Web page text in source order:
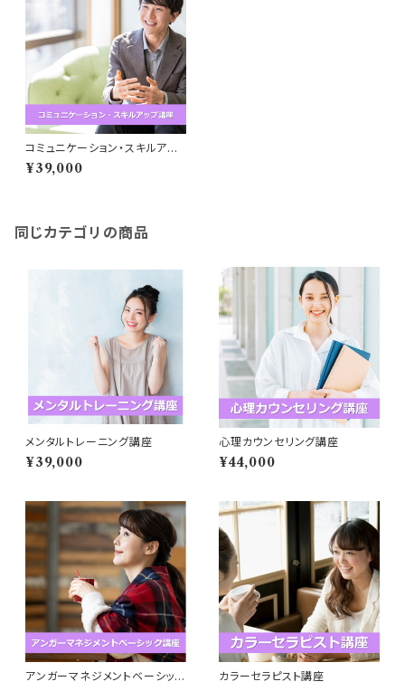
コミュニケーション・スキルアッ
プ講座
¥39,000
同じカテゴリの商品
メンタルトレーニング講座
¥39,000
心理カウンセリング講座
¥44,000
アンガーマネジメントベーシック
カラーセラピスト講座